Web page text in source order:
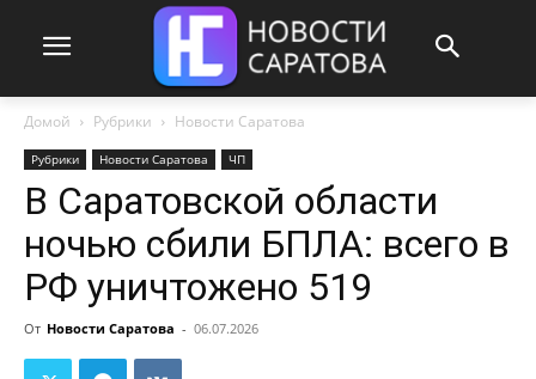
Домой Рубрики Новости Саратова
Рубрики Новости Саратова ЧП
В Саратовской области
ночью сбили БПЛА: всего в
РФ уничтожено 519
От Новости Саратова - 06.07.2026